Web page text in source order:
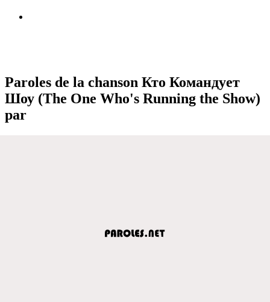
Paroles de la chanson Кто Командуeт
Шоу (The One Who's Running the Show)
par